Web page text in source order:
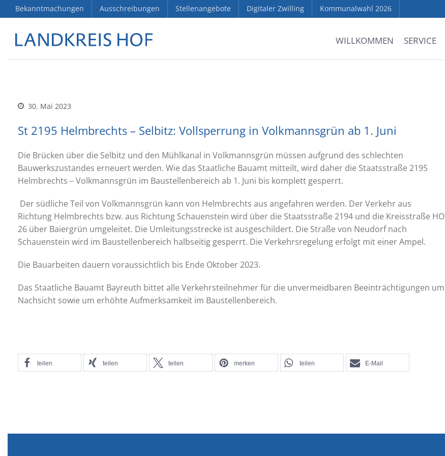
Bekanntmachungen Ausschreibungen Stellenangebote Digitaler Zwilling Kommunalwahl 2026
WILLKOMMEN SERVICE
30. Mai 2023
St 2195 Helmbrechts – Selbitz: Vollsperrung in Volkmannsgrün ab 1. Juni
Die Brücken über die Selbitz und den Mühlkanal in Volkmannsgrün müssen aufgrund des schlechten
Bauwerkszustandes erneuert werden. Wie das Staatliche Bauamt mitteilt, wird daher die Staatsstraße 2195
Helmbrechts – Volkmannsgrün im Baustellenbereich ab 1. Juni bis komplett gesperrt.
Der südliche Teil von Volkmannsgrün kann von Helmbrechts aus angefahren werden. Der Verkehr aus
Richtung Helmbrechts bzw. aus Richtung Schauenstein wird über die Staatsstraße 2194 und die Kreisstraße HO
26 über Baiergrün umgeleitet. Die Umleitungsstrecke ist ausgeschildert. Die Straße von Neudorf nach
Schauenstein wird im Baustellenbereich halbseitig gesperrt. Die Verkehrsregelung erfolgt mit einer Ampel.
Die Bauarbeiten dauern voraussichtlich bis Ende Oktober 2023.
Das Staatliche Bauamt Bayreuth bittet alle Verkehrsteilnehmer für die unvermeidbaren Beeinträchtigungen um
Nachsicht sowie um erhöhte Aufmerksamkeit im Baustellenbereich.
teilen teilen teilen merken teilen E-Mail